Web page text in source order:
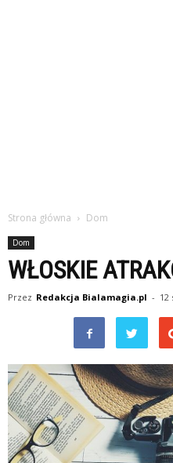
Strona główna Dom
Dom
WŁOSKIE
Przez Redakcja Bialamagia.pl - 12